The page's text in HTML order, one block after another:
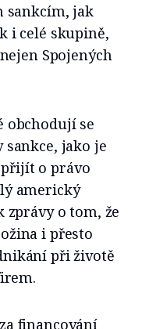
sankcím, jak
i celé skupině,
Spojených
obchodují se
sankce, jako je
o právo
americký
zprávy o tom, že
i přesto
při životě
financování